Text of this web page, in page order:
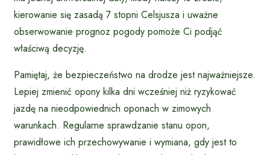
kierowanie się zasadą 7 stopni Celsjusza i uważne
obserwowanie prognoz pogody pomoże Ci podjąć
właściwą decyzję.
Pamiętaj, że bezpieczeństwo na drodze jest najważniejsze.
Lepiej zmienić opony kilka dni wcześniej niż ryzykować
jazdę na nieodpowiednich oponach w zimowych
warunkach. Regularne sprawdzanie stanu opon,
prawidłowe ich przechowywanie i wymiana, gdy jest to